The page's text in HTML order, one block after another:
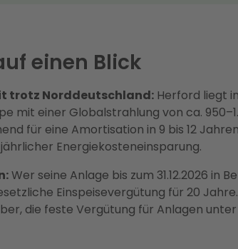
einen Blick
trotz Norddeutschland: Herford liegt
mit einer Globalstrahlung von ca.
für eine Amortisation in 9 bis 12
Energiekosteneinsparung.
Wer seine Anlage bis zum 31.12.2026 in
Einspeisevergütung für 20
die feste Vergütung für Anlagen